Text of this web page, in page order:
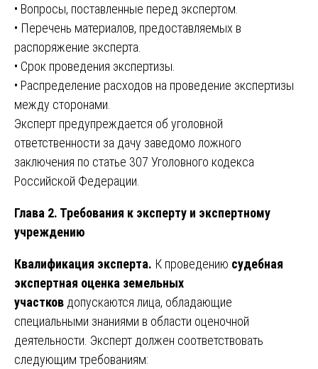
• Вопросы, поставленные перед экспертом.
• Перечень материалов, предоставляемых в
распоряжение эксперта.
• Срок проведения экспертизы.
• Распределение расходов на проведение экспертизы
между сторонами.
Эксперт предупреждается об уголовной
ответственности за дачу заведомо ложного
заключения по статье 307 Уголовного кодекса
Российской Федерации.
Глава 2. Требования к эксперту и экспертному
учреждению
Квалификация эксперта. К проведению судебная
экспертная оценка земельных
участков допускаются лица, обладающие
специальными знаниями в области оценочной
деятельности. Эксперт должен соответствовать
следующим требованиям: